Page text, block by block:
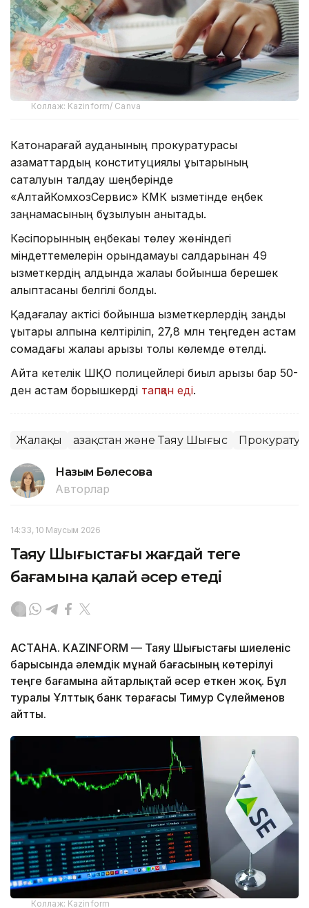
Коллаж: Kazinform/ Canva
Катонқарағай ауданының прокуратурасы
азаматтардың конституциялық құқықтарының
сақталуын талдау шеңберінде
«АлтайКомхозСервис» КМК қызметінде еңбек
заңнамасының бұзылуын анықтады.
Кәсіпорынның еңбекақы төлеу жөніндегі
міндеттемелерін орындамауы салдарынан 49
қызметкердің алдында жалақы бойынша берешек
қалыптасқаны белгілі болды.
Қадағалау актісі бойынша қызметкерлердің заңды
құқықтары қалпына келтіріліп, 27,8 млн теңгеден астам
сомадағы жалақы қарызы толық көлемде өтелді.
Айта кетелік ШҚО полицейлері биыл қарызы бар 50-
ден астам борышкерді тапқан еді.
Жалақы Қазақстан және Таяу Шығыс
Назым Бөлесова
Авторлар
14:33, 10 Маусым 2026
Таяу Шығыстағы жағдай теңге
бағамына қалай әсер етеді
АСТАНА. KAZINFORM — Таяу Шығыстағы шиеленіс
барысында әлемдік мұнай бағасының көтерілуі
теңге бағамына айтарлықтай әсер еткен жоқ. Бұл
туралы Ұлттық банк төрағасы Тимур Сүлейменов
айтты.
Коллаж: Kazinform